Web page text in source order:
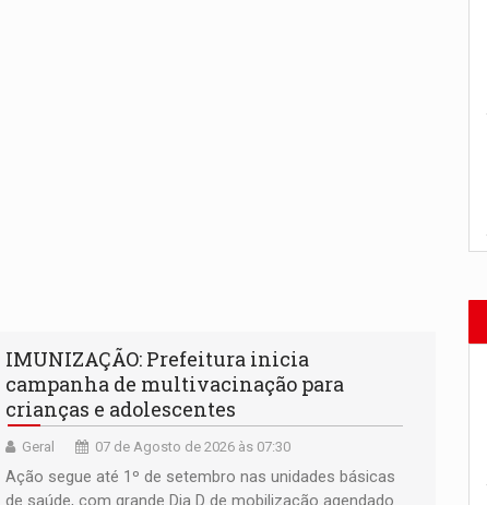
IMUNIZAÇÃO: Prefeitura inicia
campanha de multivacinação para
crianças e adolescentes
Geral 07 de Agosto de 2026 às 07:30
Ação segue até 1º de setembro nas unidades básicas
de saúde, com grande Dia D de mobilização agendado